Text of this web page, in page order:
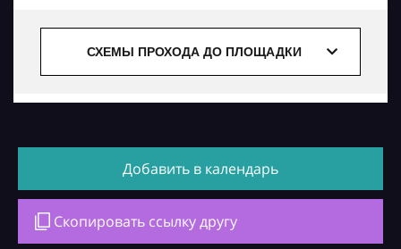
СХЕМЫ ПРОХОДА ДО ПЛОЩАДКИ
Добавить в календарь
Скопировать ссылку другу